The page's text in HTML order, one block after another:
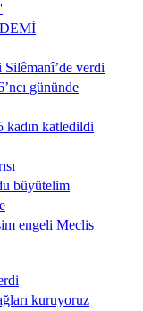
verdi
gününde
kadın katledildi
büyütelim
engeli Meclis
kuruyoruz